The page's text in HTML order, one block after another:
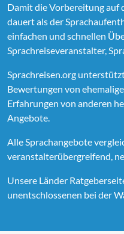
Damit die Vorbereitung auf die Sprachreise nicht länger
dauert als der Sprachaufenthalt selbst,
einfachen und schnellen
Sprachreiseveranstalter,
Sprachreisen.org
Bewertungen von ehemaligen Sprachreisenden. Die
Erfahrungen von anderen helfen
Angebote.
Alle Sprachangebote
Unsere Länder